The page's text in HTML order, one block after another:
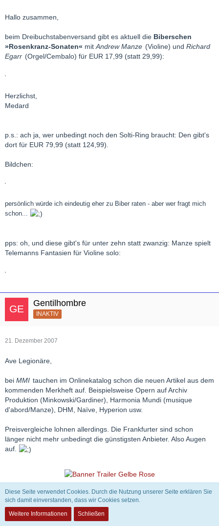
Hallo zusammen,
beim Dreibuchstabenversand gibt es aktuell die Biberschen
»Rosenkranz-Sonaten« mitAndrew Manze (Violine) und Richard
Egarr (Orgel/Cembalo) für EUR 17,99 (statt 29,99):
Herzlichst,
Medard
p.s.: ach ja, wer unbedingt noch den Solti-Ring braucht: Den gibt's
dort für EUR 79,99 (statt 124,99).
Bildchen:
persönlich würde ich eindeutig eher zu Biber raten - aber wer fragt mich
schon...
pps: oh, und diese gibt's für unter zehn statt zwanzig: Manze spielt
Telemanns Fantasien für Violine solo:
Gentilhombre
INAKTIV
21. Dezember 2007
Ave Legionäre,
bei MMI tauchen im Onlinekatalog schon die neuen Artikel aus dem
kommenden Merkheft auf. Beispielsweise Opern auf Archiv
Produktion (Minkowski/Gardiner), Harmonia Mundi (musique
d'abord/Manze), DHM, Naïve, Hyperion usw.
Preisvergleiche lohnen allerdings. Die Frankfurter sind schon
länger nicht mehr unbedingt die günstigsten Anbieter. Also Augen
auf.
Carola
INAKTIV
Diese Seite verwendet Cookies. Durch die Nutzung unserer Seite erklären Sie
sich damit einverstanden, dass wir Cookies setzen.
Weitere Informationen
Schließen